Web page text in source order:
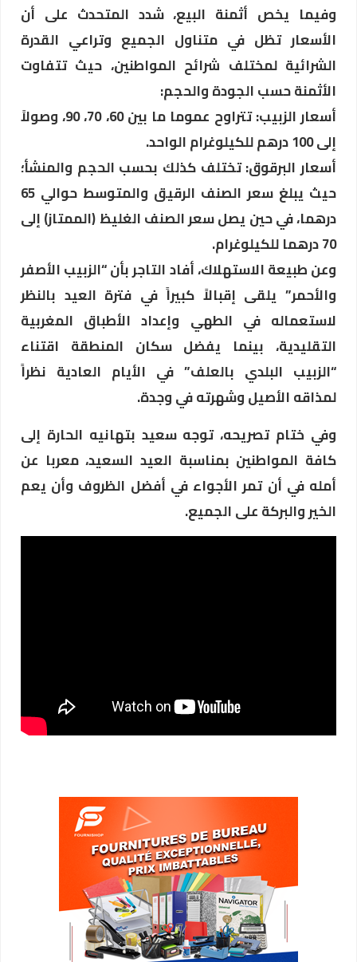
​وفيما يخص أثمنة البيع، شدد المتحدث على أن
الأسعار تظل في متناول الجميع وتراعي القدرة
الشرائية لمختلف شرائح المواطنين، حيث تتفاوت
الأثمنة حسب الجودة والحجم:
​أسعار الزبيب: تتراوح عموما ما بين 60، 70، 90، وصولاً
إلى 100 درهم للكيلوغرام الواحد.
​أسعار البرقوق: تختلف كذلك بحسب الحجم والمنشأ؛
حيث يبلغ سعر الصنف الرقيق والمتوسط حوالي 65
درهما، في حين يصل سعر الصنف الغليظ (الممتاز) إلى
70 درهما للكيلوغرام.
​وعن طبيعة الاستهلاك، أفاد التاجر بأن “الزبيب الأصفر
والأحمر” يلقى إقبالاً كبيراً في فترة العيد بالنظر
لاستعماله في الطهي وإعداد الأطباق المغربية
التقليدية، بينما يفضل سكان المنطقة اقتناء
“الزبيب البلدي بالعلف” في الأيام العادية نظراً
لمذاقه الأصيل وشهرته في وجدة.
وفي ختام تصريحه، توجه سعيد بتهانيه الحارة إلى
كافة المواطنين بمناسبة العيد السعيد، معربا عن
أمله في أن تمر الأجواء في أفضل الظروف وأن يعم
الخير والبركة على الجميع.